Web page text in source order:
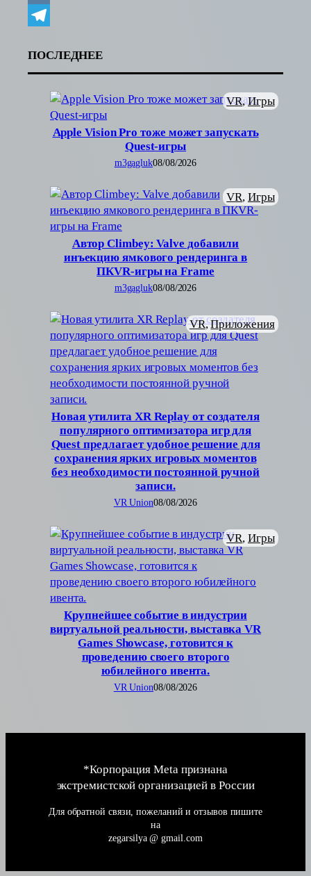
Link
VK
ПОСЛЕДНЕЕ
Apple Vision Pro тоже может запускать
Quest-игры
VR, Игры
m3gagluk08/08/2026
Автор Climbey: Valve добавили
инъекцию ямкового рендеринга в
ПКVR-игры на Frame
VR, Игры
m3gagluk08/08/2026
Новая утилита XR Replay от создателя
популярного оптимизатора игр для
Quest предлагает удобное решение для
сохранения ярких игровых моментов
без необходимости постоянной ручной
записи.
VR, Приложения
VR Union08/08/2026
Крупнейшее событие в индустрии
виртуальной реальности, выставка VR
Games Showcase, готовится к
проведению своего второго
юбилейного ивента.
VR, Игры
VR Union08/08/2026
*Корпорация Meta признана
экстремистской организацией в России
Для обратной связи, пожеланий и отзывов пишите
на
zegarsilya @ gmail.com